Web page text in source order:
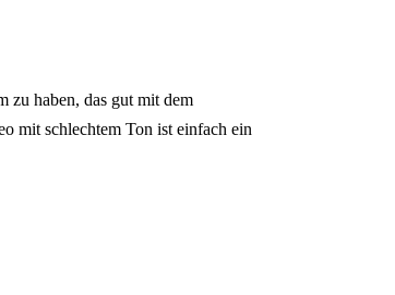
zu haben, das gut mit dem
mit schlechtem Ton ist einfach ein